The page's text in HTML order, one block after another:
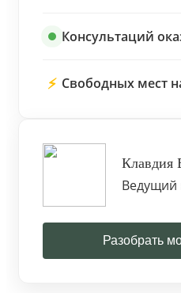
Консультаций
⚡ Свободных мест
Клавдия
Ведущий
Разобрать